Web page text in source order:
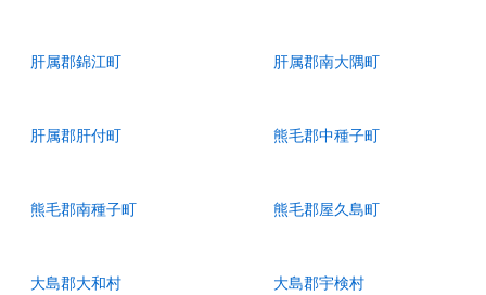
肝属郡錦江町 肝属郡南大隅町
肝属郡肝付町 熊毛郡中種子町
熊毛郡南種子町 熊毛郡屋久島町
大島郡大和村 大島郡宇検村